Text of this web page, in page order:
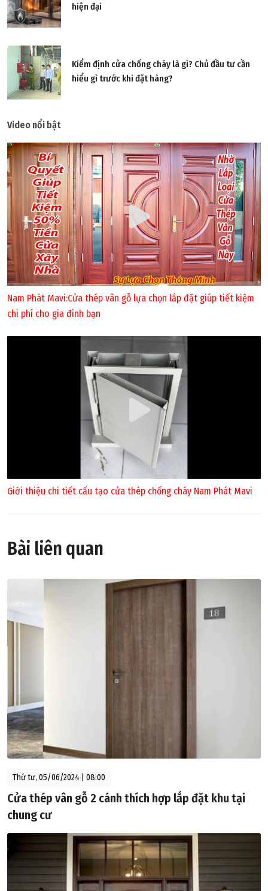
hiện đại
Kiểm định cửa chống cháy là gì? Chủ đầu tư cần
hiểu gì trước khi đặt hàng?
Video nổi bật
Nam Phát Mavi:Cửa thép vân gỗ lựa chọn lắp đặt giúp tiết kiệm
chi phí cho gia đình bạn
Giới thiệu chi tiết cấu tạo cửa thép chống cháy Nam Phát Mavi
Bài liên quan
Thứ tư, 05/06/2024 | 08:00
Cửa thép vân gỗ 2 cánh thích hợp lắp đặt khu tại
chung cư